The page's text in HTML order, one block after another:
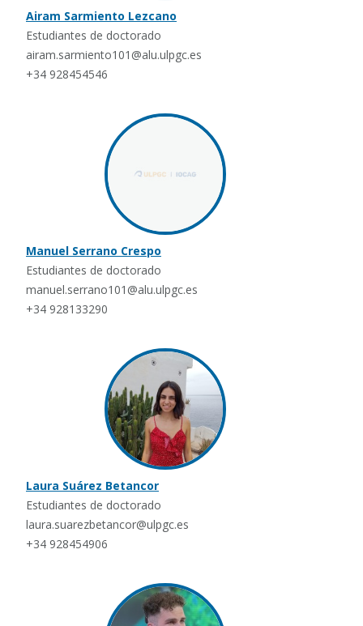
Airam Sarmiento Lezcano
Estudiantes de doctorado
airam.sarmiento101@alu.ulpgc.es
+34 928454546
Manuel Serrano Crespo
Estudiantes de doctorado
manuel.serrano101@alu.ulpgc.es
+34 928133290
Laura Suárez Betancor
Estudiantes de doctorado
laura.suarezbetancor@ulpgc.es
+34 928454906